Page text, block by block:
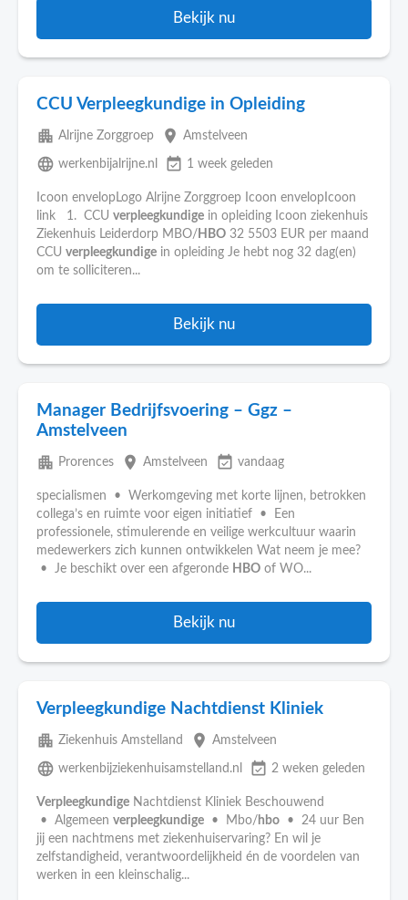
Bekijk nu
CCU Verpleegkundige in Opleiding
apartment Alrijne Zorggroep place Amstelveen
language werkenbijalrijne.nl event_available 1 week geleden
Icoon envelopLogo Alrijne Zorggroep Icoon envelopIcoon
link 1. CCU verpleegkundige in opleiding Icoon ziekenhuis
Ziekenhuis Leiderdorp MBO/ HBO 32 5503 EUR per maand
CCU verpleegkundige in opleiding Je hebt nog 32 dag(en)
om te solliciteren...
Bekijk nu
Manager Bedrijfsvoering – Ggz –
Amstelveen
apartment Prorences place Amstelveen event_available vandaag
specialismen • Werkomgeving met korte lijnen, betrokken
collega’s en ruimte voor eigen initiatief • Een
professionele, stimulerende en veilige werkcultuur waarin
medewerkers zich kunnen ontwikkelen Wat neem je mee?
• Je beschikt over een afgeronde HBO of WO...
Bekijk nu
Verpleegkundige Nachtdienst Kliniek
apartment Ziekenhuis Amstelland place Amstelveen
language werkenbijziekenhuisamstelland.nl event_available 2 weken geleden
Verpleegkundige Nachtdienst Kliniek Beschouwend
• Algemeen verpleegkundige • Mbo/ hbo • 24 uur Ben
jij een nachtmens met ziekenhuiservaring? En wil je
zelfstandigheid, verantwoordelijkheid én de voordelen van
werken in een kleinschalig...